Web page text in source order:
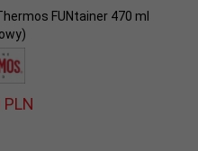
FUNtainer 470 ml
PLN